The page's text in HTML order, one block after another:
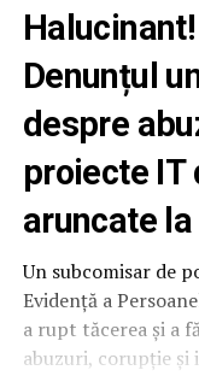
Denunțul
despre
proiecte IT
aruncate
Un subcomisar de
Evidență a
a rupt tăcerea și a
abuzuri, corupție